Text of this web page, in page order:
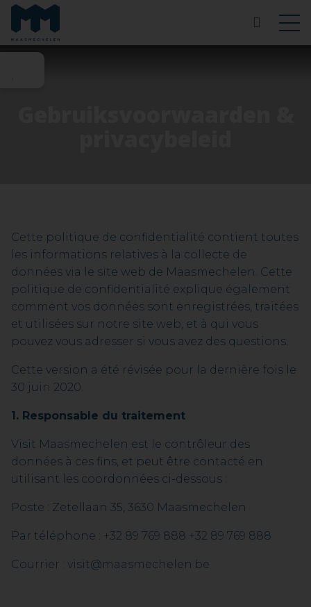
Cette politique de confidentialité contient toutes
les informations relatives à la collecte de
données via le site web de Maasmechelen. Cette
politique de confidentialité explique également
comment vos données sont enregistrées, traitées
et utilisées sur notre site web, et à qui vous
pouvez vous adresser si vous avez des questions.
Cette version a été révisée pour la dernière fois le
30 juin 2020.
1. Responsable du traitement
Visit Maasmechelen est le contrôleur des
données à ces fins, et peut être contacté en
utilisant les coordonnées ci-dessous :
Poste : Zetellaan 35, 3630 Maasmechelen
Par téléphone : +32 89 769 888 +32 89 769 888
Courrier : visit@maasmechelen.be